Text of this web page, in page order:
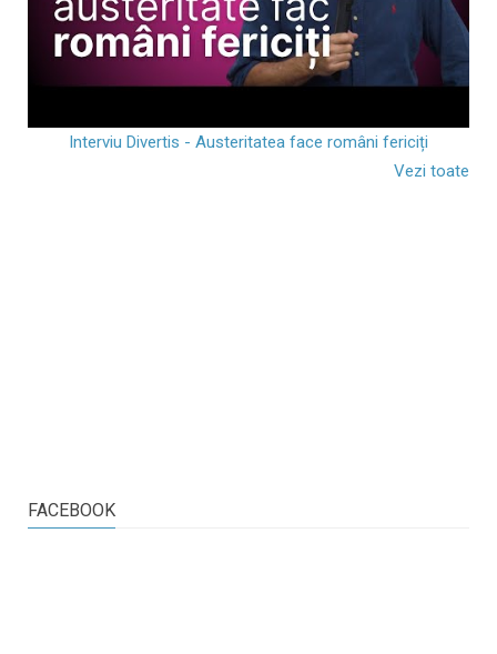
Interviu Divertis - Austeritatea face români fericiți
Vezi toate
FACEBOOK